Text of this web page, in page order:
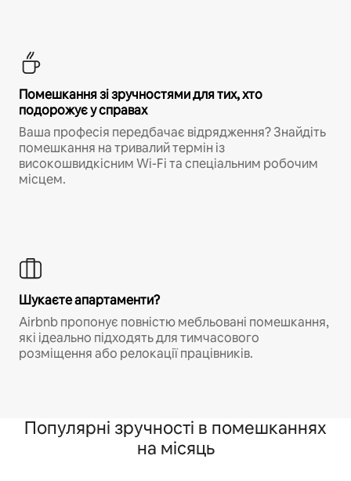
Помешкання зі зручностями для тих, хто
подорожує у справах
Ваша професія передбачає відрядження? Знайдіть
помешкання на тривалий термін із
високошвидкісним Wi-Fi та спеціальним робочим
місцем.
Шукаєте апартаменти?
Airbnb пропонує повністю мебльовані помешкання,
які ідеально підходять для тимчасового
розміщення або релокації працівників.
Популярні зручності в помешканнях
на місяць